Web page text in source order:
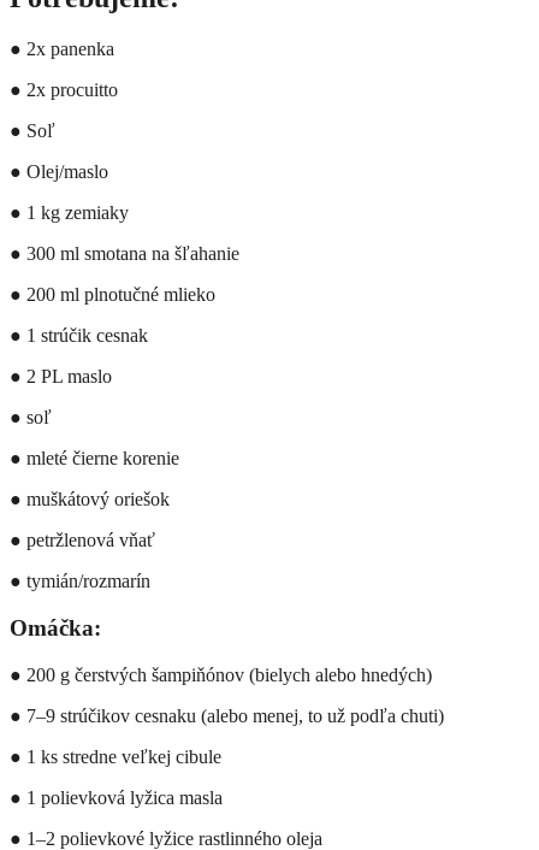
● 2x panenka
● 2x procuitto
● Soľ
● Olej/maslo
● 1 kg zemiaky
● 300 ml smotana na šľahanie
● 200 ml plnotučné mlieko
● 1 strúčik cesnak
● 2 PL maslo
● soľ
● mleté čierne korenie
● muškátový oriešok
● petržlenová vňať
● tymián/rozmarín
Omáčka:
● 200 g čerstvých šampiňónov (bielych alebo hnedých)
● 7–9 strúčikov cesnaku (alebo menej, to už podľa chuti)
● 1 ks stredne veľkej cibule
● 1 polievková lyžica masla
● 1–2 polievkové lyžice rastlinného oleja